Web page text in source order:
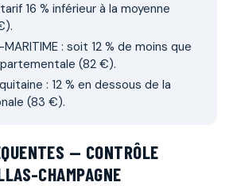
16 % inférieur à la moyenne
MARITIME : soit 12 % de moins que
(82 €).
: 12 % en dessous de la
(83 €).
— CONTRÔLE
CHAMPAGNE